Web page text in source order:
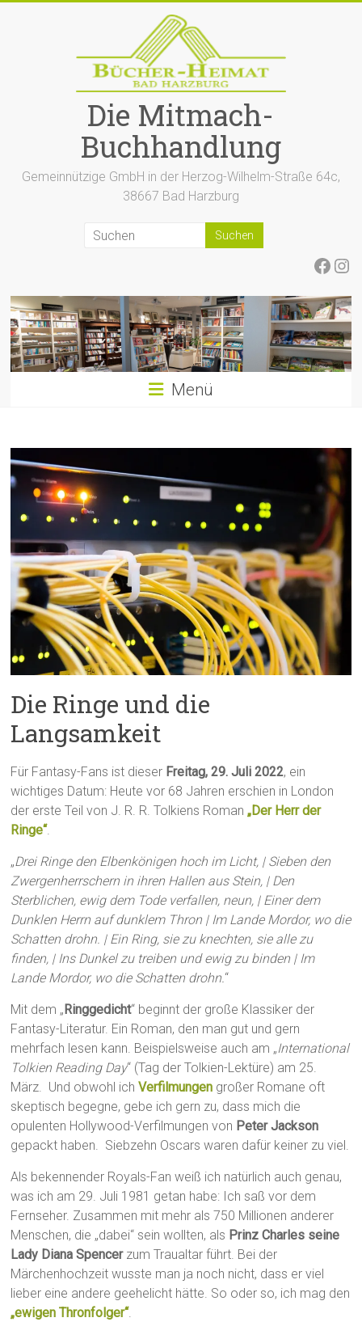
Die Mitmach-
Buchhandlung
Gemeinnützige GmbH in der Herzog-Wilhelm-Straße 64c,
38667 Bad Harzburg
Menü
Die Ringe und die
Langsamkeit
Für Fantasy-Fans ist dieser Freitag, 29. Juli 2022, ein
wichtiges Datum: Heute vor 68 Jahren erschien in London
der erste Teil von J. R. R. Tolkiens Roman„Der Herr der
Ringe“.
„Drei Ringe den Elbenkönigen hoch im Licht, | Sieben den
Zwergenherrschern in ihren Hallen aus Stein, | Den
Sterblichen, ewig dem Tode verfallen, neun, | Einer dem
Dunklen Herrn auf dunklem Thron | Im Lande Mordor, wo die
Schatten drohn. | Ein Ring, sie zu knechten, sie alle zu
finden, | Ins Dunkel zu treiben und ewig zu binden | Im
Lande Mordor, wo die Schatten drohn. “
Mit dem „Ringgedicht“ beginnt der große Klassiker der
Fantasy-Literatur. Ein Roman, den man gut und gern
mehrfach lesen kann. Beispielsweise auch am „International
Tolkien Reading Day“ (Tag der Tolkien-Lektüre) am 25.
März. Und obwohl ichVerfilmungen großer Romane oft
skeptisch begegne, gebe ich gern zu, dass mich die
opulenten Hollywood-Verfilmungen von Peter Jackson
gepackt haben. Siebzehn Oscars waren dafür keiner zu viel.
Als bekennender Royals-Fan weiß ich natürlich auch genau,
was ich am 29. Juli 1981 getan habe: Ich saß vor dem
Fernseher. Zusammen mit mehr als 750 Millionen anderer
Menschen, die „dabei“ sein wollten, als Prinz Charles seine
Lady Diana Spencerzum Traualtar führt. Bei der
Märchenhochzeit wusste man ja noch nicht, dass er viel
lieber eine andere geehelicht hätte. So oder so, ich mag den
„ewigen Thronfolger“.